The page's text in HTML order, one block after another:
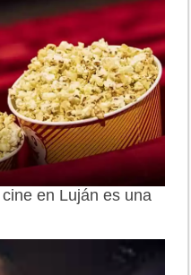
en Luján es una